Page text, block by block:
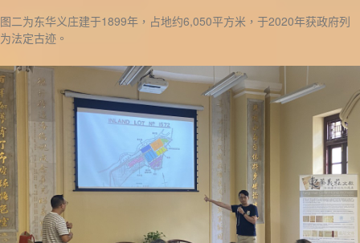
图二为东华义庄建于1899年，占地约6,050平方米，于2020年获政府列
为法定古迹。